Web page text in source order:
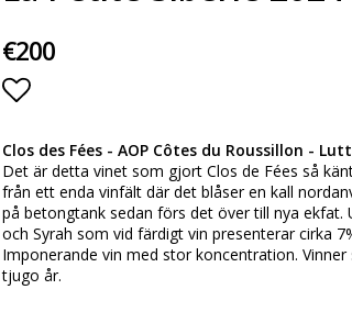
€200
Lägg till i favoritlistan
Clos des Fées - AOP Côtes du Roussillon -
Det är detta vinet som gjort Clos de Fées så
från ett enda vinfält där det blåser en kall
på betongtank sedan förs det över till nya
och Syrah som vid färdigt vin presenterar cirka
Imponerande vin med stor koncentration.
tjugo år.